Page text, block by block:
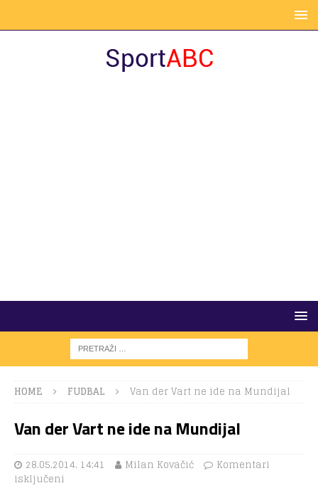
HOME FUDBAL Van der Vart ne ide na Mundijal
Van der Vart ne ide na Mundijal
28.05.2014. 14:41 Milan Kovačić
Komentari
isključeni